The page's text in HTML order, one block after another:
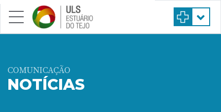
Saltar para conteúdo principal
COMUNICAÇÃO
NOTÍCIAS